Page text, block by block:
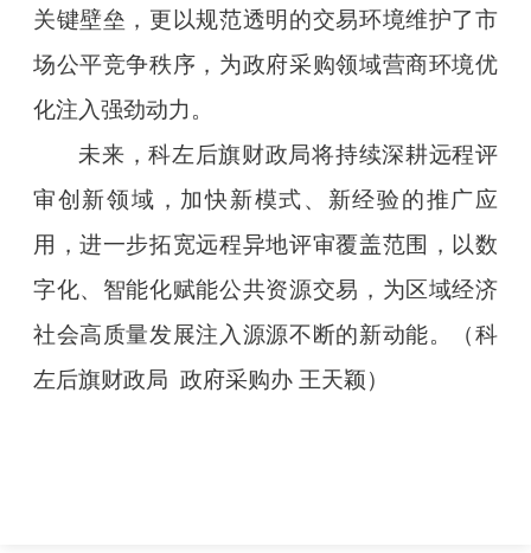
关键壁垒，更以规范透明的交易环境维护了市
场公平竞争秩序，为政府采购领域营商环境优
化注入强劲动力。
未来，科左后旗财政局将持续深耕远程评
审创新领域，加快新模式、新经验的推广应
用，进一步拓宽远程异地评审覆盖范围，以数
字化、智能化赋能公共资源交易，为区域经济
社会高质量发展注入源源不断的新动能。（科
左后旗财政局 政府采购办 王天颖）